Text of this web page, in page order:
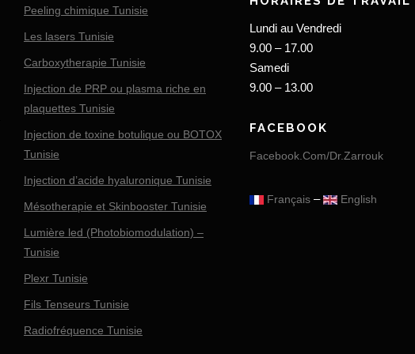
Peeling chimique Tunisie
Les lasers Tunisie
Carboxytherapie Tunisie
Injection de PRP ou plasma riche en
plaquettes Tunisie
Injection de toxine botulique ou BOTOX
Tunisie
Injection d’acide hyaluronique Tunisie
Mésotherapie et Skinbooster Tunisie
Lumière led (Photobiomodulation) –
Tunisie
Plexr Tunisie
Fils Tenseurs Tunisie
Radiofréquence Tunisie
Lundi au Vendredi
9.00 – 17.00
Samedi
9.00 – 13.00
FACEBOOK
Facebook.Com/Dr.Zarrouk
Français – English